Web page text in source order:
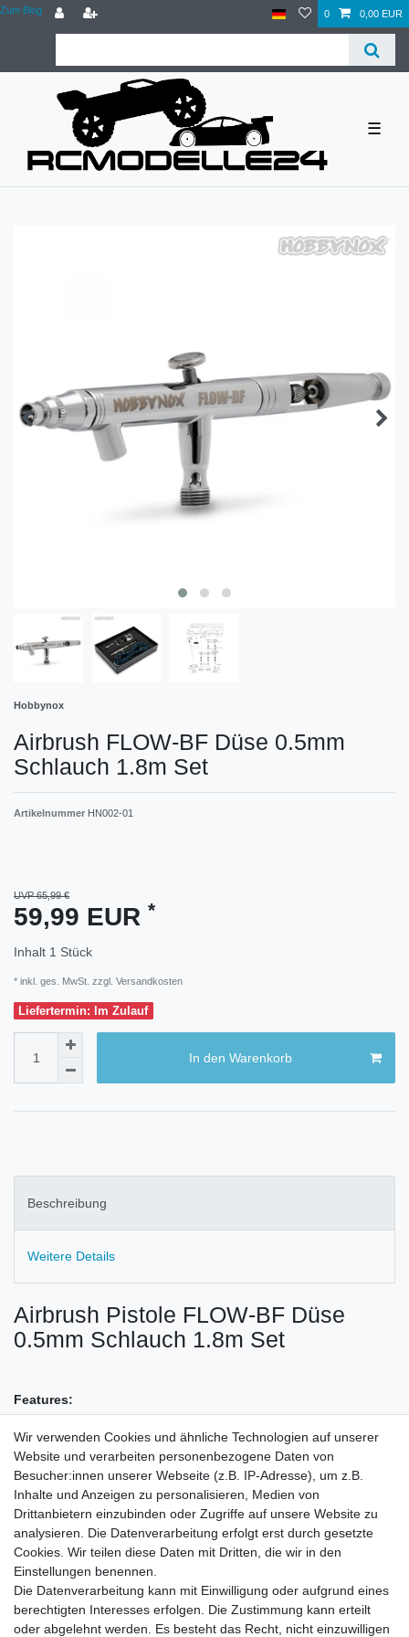
Zum Blog 0 0,00 EUR
☰
Hobbynox
Airbrush FLOW-BF Düse 0.5mm
Schlauch 1.8m Set
Artikelnummer HN002-01
UVP 65,99 €
59,99 EUR *
Inhalt 1 Stück
* inkl. ges. MwSt. zzgl. Versandkosten
Liefertermin: Im Zulauf
In den Warenkorb
Beschreibung
Weitere Details
Airbrush Pistole FLOW-BF Düse
0.5mm Schlauch 1.8m Set
Features:
>Airbrush Pistole FLOW-BF
>Düsen + Nadel Set: 0.5mm
>Farbbecher: 22 cc Glas (optional #HN20000 Flaschen Adapter)
>Schlauch: 1.8m mit G1/8 Female & G1/8 Female
Anschlussgewinde
>Kompressor Adapter: G1/8 Male zu G1/4 Female
>Anleitung
Angaben zum Hersteller
Wir verwenden Cookies und ähnliche Technologien auf unserer
Website und verarbeiten personenbezogene Daten von
Besucher:innen unserer Webseite (z.B. IP-Adresse), um z.B.
Inhalte und Anzeigen zu personalisieren, Medien von
Drittanbietern einzubinden oder Zugriffe auf unsere Website zu
analysieren. Die Datenverarbeitung erfolgt erst durch gesetzte
Cookies. Wir teilen diese Daten mit Dritten, die wir in den
Einstellungen benennen.
Die Datenverarbeitung kann mit Einwilligung oder aufgrund eines
berechtigten Interesses erfolgen. Die Zustimmung kann erteilt
oder abgelehnt werden. Es besteht das Recht, nicht einzuwilligen